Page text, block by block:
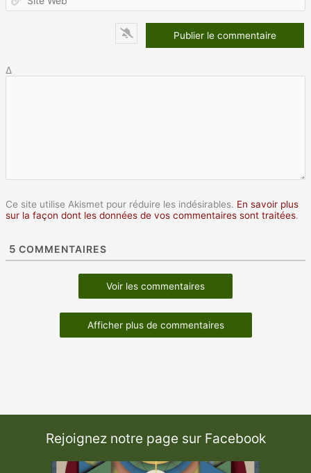
Δ
Ce site utilise Akismet pour réduire les indésirables. En savoir plus
sur la façon dont les données de vos commentaires sont traitées.
5 COMMENTAIRES
Voir les commentaires
Afficher plus de commentaires
Rejoignez notre page sur Facebook